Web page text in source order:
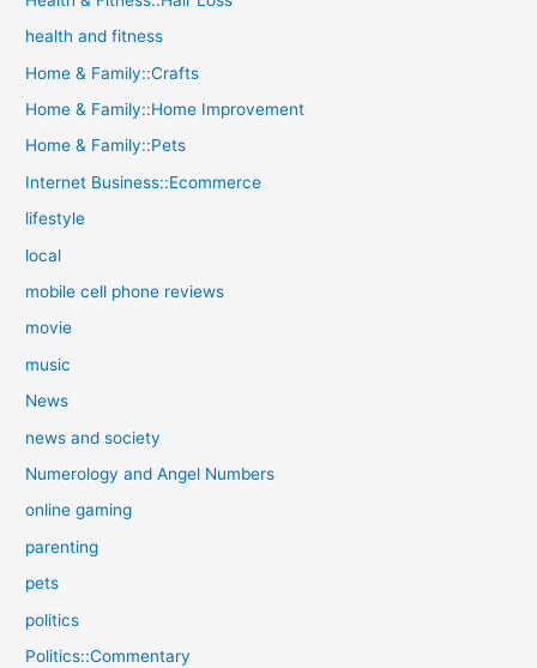
health and fitness
Home & Family::Crafts
Home & Family::Home Improvement
Home & Family::Pets
Internet Business::Ecommerce
lifestyle
local
mobile cell phone reviews
movie
music
News
news and society
Numerology and Angel Numbers
online gaming
parenting
pets
politics
Politics::Commentary